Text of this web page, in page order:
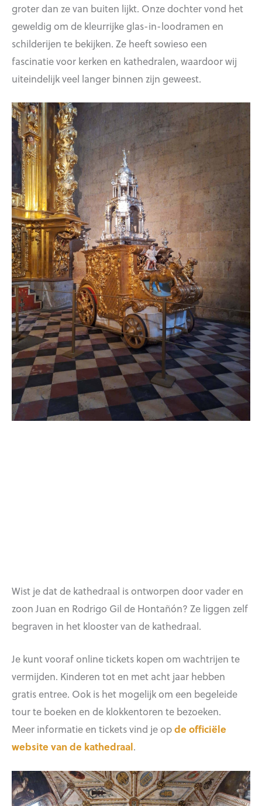
groter dan ze van buiten lijkt. Onze dochter vond het
geweldig om de kleurrijke glas-in-loodramen en
schilderijen te bekijken. Ze heeft sowieso een
fascinatie voor kerken en kathedralen, waardoor wij
uiteindelijk veel langer binnen zijn geweest.
Wist je dat de kathedraal is ontworpen door vader en
zoon Juan en Rodrigo Gil de Hontañón? Ze liggen zelf
begraven in het klooster van de kathedraal.
Je kunt vooraf online tickets kopen om wachtrijen te
vermijden. Kinderen tot en met acht jaar hebben
gratis entree. Ook is het mogelijk om een begeleide
tour te boeken en de klokkentoren te bezoeken.
Meer informatie en tickets vind je opde officiële
website van de kathedraal.